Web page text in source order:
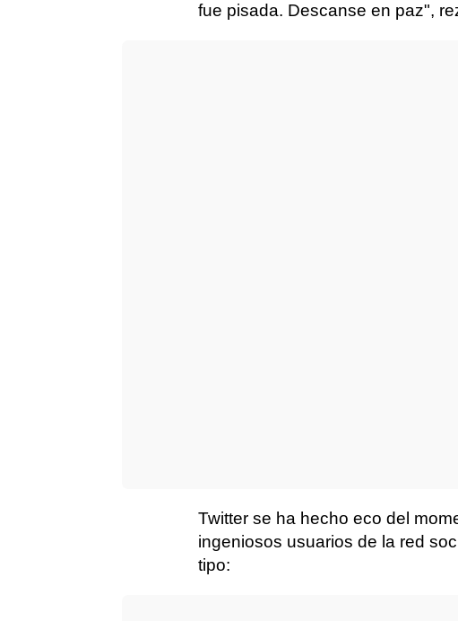
fue pisada. Descanse en paz",
Twitter se ha hecho eco del
ingeniosos usuarios de la red
tipo: